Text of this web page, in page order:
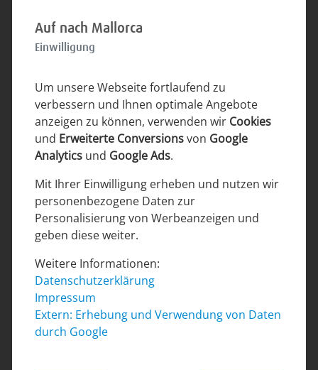
30
Dezember 2026
Mo. Di. Mi. Do. Fr. Sa. So.
1 2 3 4 5
7 8 9 10 11 12 13
14 15 16 17 18 19 20
28 29 30 31
Januar 2027
Auf nach Mallorca
Einwilligung
Um unsere Webseite fortlaufend zu
verbessern und Ihnen optimale Angebote
anzeigen zu können, verwenden wir Cookies
und Erweiterte Conversionsvon Google
Analytics und Google Ads.
Mit Ihrer Einwilligung erheben und nutzen wir
personenbezogene Daten zur
Personalisierung von Werbeanzeigen und
geben diese weiter.
Weitere Informationen:
Datenschutzerklärung
Impressum
Extern: Erhebung und Verwendung von Daten
durch Google